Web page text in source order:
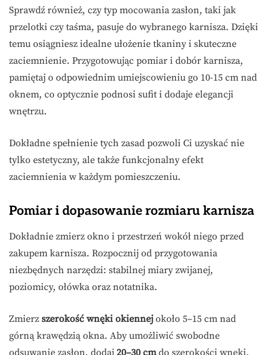
Sprawdź również, czy typ mocowania zasłon, taki jak
przelotki czy taśma, pasuje do wybranego karnisza. Dzięki
temu osiągniesz idealne ułożenie tkaniny i skuteczne
zaciemnienie. Przygotowując pomiar i dobór karnisza,
pamiętaj o odpowiednim umiejscowieniu go 10-15 cm nad
oknem, co optycznie podnosi sufit i dodaje elegancji
wnętrzu.
Dokładne spełnienie tych zasad pozwoli Ci uzyskać nie
tylko estetyczny, ale także funkcjonalny efekt
zaciemnienia w każdym pomieszczeniu.
Pomiar i dopasowanie rozmiaru karnisza
Dokładnie zmierz okno i przestrzeń wokół niego przed
zakupem karnisza. Rozpocznij od przygotowania
niezbędnych narzędzi: stabilnej miary zwijanej,
poziomicy, ołówka oraz notatnika.
Zmierz szerokość wnęki okiennej około 5–15 cm nad
górną krawędzią okna. Aby umożliwić swobodne
odsuwanie zasłon, dodaj 20–30 cmdo szerokości wnęki,